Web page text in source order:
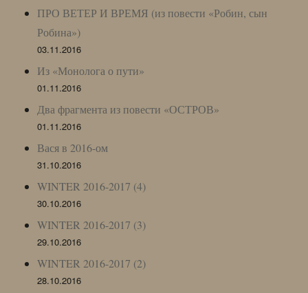
ПРО ВЕТЕР И ВРЕМЯ (из повести «Робин, сын
Робина»)
03.11.2016
Из «Монолога о пути»
01.11.2016
Два фрагмента из повести «ОСТРОВ»
01.11.2016
Вася в 2016-ом
31.10.2016
WINTER 2016-2017 (4)
30.10.2016
WINTER 2016-2017 (3)
29.10.2016
WINTER 2016-2017 (2)
28.10.2016